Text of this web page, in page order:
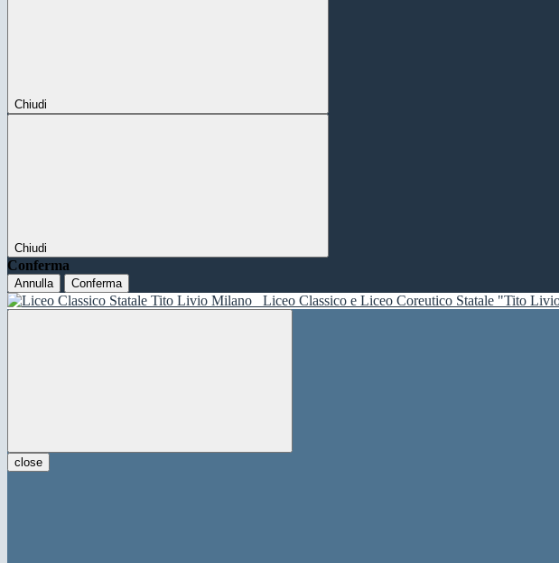
Chiudi
Chiudi
Conferma
Annulla Conferma
Liceo Classico e Liceo Coreutico Statale "Tito
close